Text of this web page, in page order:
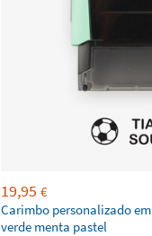
19,95 €
Carimbo personalizado em
verde menta pastel